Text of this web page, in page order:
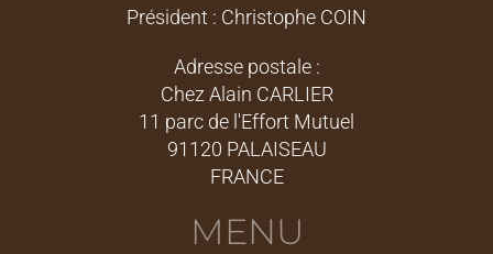
Président : Christophe COIN
Adresse postale :
Chez Alain CARLIER
11 parc de l'Effort Mutuel
91120 PALAISEAU
FRANCE
MENU